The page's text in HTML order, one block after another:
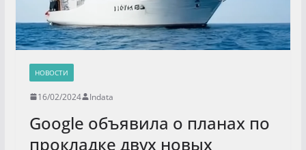
НОВОСТИ
16/02/2024 Indata
Google объявила о планах по
прокладке двух новых